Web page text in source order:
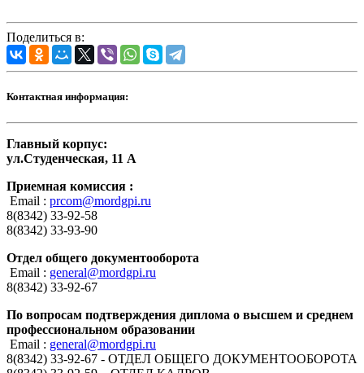
Поделиться в:
Контактная информация:
Главный корпус:
ул.Студенческая, 11 А
Приемная комиссия :
Email : prcom@mordgpi.ru
8(8342) 33-92-58
8(8342) 33-93-90
Отдел общего документооборота
Email : general@mordgpi.ru
8(8342) 33-92-67
По вопросам подтверждения диплома о высшем и среднем
профессиональном образовании
Email : general@mordgpi.ru
8(8342) 33-92-67 - ОТДЕЛ ОБЩЕГО ДОКУМЕНТООБОРОТА